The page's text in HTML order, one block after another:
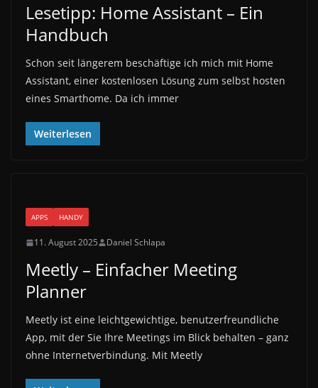
Lesetipp: Home Assistant – Ein
Handbuch
Schon seit längerem beschäftige ich mich mit Home
Assistant, einer kostenlosen Lösung zum selbst hosten
eines Smarthome. Da ich immer
Weiterlesen
APPS HANDY
11. August 2025 Daniel Schlapa
Meetly – Einfacher Meeting
Planner
Meetly ist eine leichtgewichtige, benutzerfreundliche
App, mit der Sie Ihre Meetings im Blick behalten – ganz
ohne Internetverbindung. Mit Meetly